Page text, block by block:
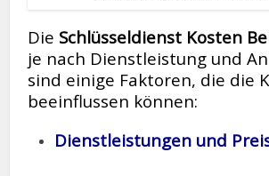
Die Schlüsseldienst Kosten
je nach Dienstleistung und
sind einige Faktoren, die die
beeinflussen können:
Dienstleistungen und